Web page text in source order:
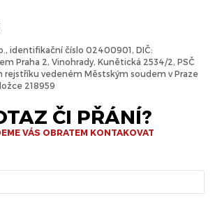
identifikační číslo 02400901, DIČ:
Praha 2, Vinohrady, Kunětická 2534/2, PSČ
rejstříku vedeném Městským soudem v Praze
218959
ČI PŘÁNÍ?
VÁS OBRATEM KONTAKOVAT